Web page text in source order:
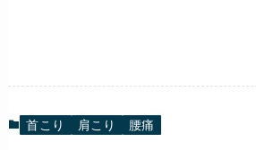
首こり 肩こり 腰痛